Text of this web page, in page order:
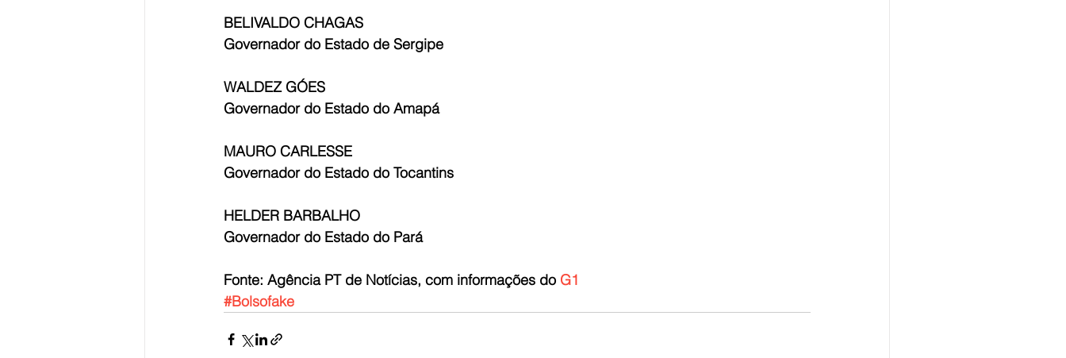
BELIVALDO CHAGAS
Governador do Estado de Sergipe
WALDEZ GÓES
Governador do Estado do Amapá
MAURO CARLESSE
Governador do Estado do Tocantins
HELDER BARBALHO
Governador do Estado do Pará
Fonte: Agência PT de Notícias, com informações do G1
#Bolsofake